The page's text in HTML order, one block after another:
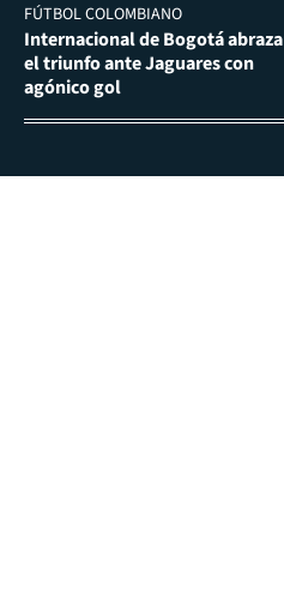
FÚTBOL COLOMBIANO
Internacional de Bogotá abraza
el triunfo ante Jaguares con
agónico gol